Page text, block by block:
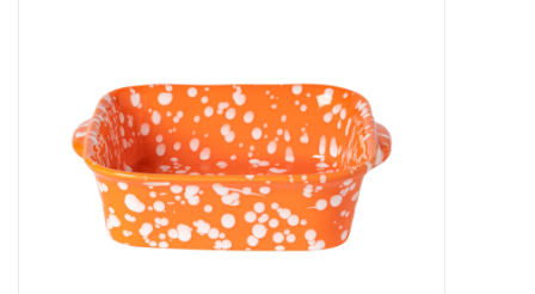
Over Simon's Tafel
Cadeaubonnen